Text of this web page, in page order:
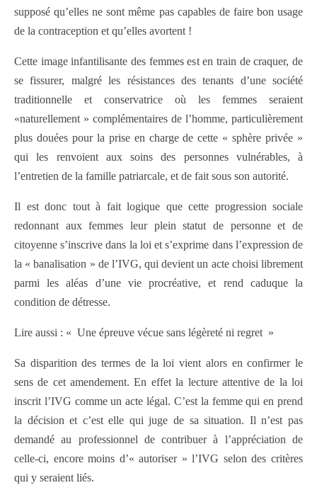
supposé qu’elles ne sont même pas capables de faire bon usage
de la contraception et qu’elles avortent !
Cette image infantilisante des femmes est en train de craquer, de
se fissurer, malgré les résistances des tenants d’une société
traditionnelle et conservatrice où les femmes seraient
«naturellement » complémentaires de l’homme, particulièrement
plus douées pour la prise en charge de cette « sphère privée »
qui les renvoient aux soins des personnes vulnérables, à
l’entretien de la famille patriarcale, et de fait sous son autorité.
Il est donc tout à fait logique que cette progression sociale
redonnant aux femmes leur plein statut de personne et de
citoyenne s’inscrive dans la loi et s’exprime dans l’expression de
la « banalisation » de l’IVG, qui devient un acte choisi librement
parmi les aléas d’une vie procréative, et rend caduque la
condition de détresse.
Lire aussi : « Une épreuve vécue sans légèreté ni regret »
Sa disparition des termes de la loi vient alors en confirmer le
sens de cet amendement. En effet la lecture attentive de la loi
inscrit l’IVG comme un acte légal. C’est la femme qui en prend
la décision et c’est elle qui juge de sa situation. Il n’est pas
demandé au professionnel de contribuer à l’appréciation de
celle-ci, encore moins d’« autoriser » l’IVG selon des critères
qui y seraient liés.